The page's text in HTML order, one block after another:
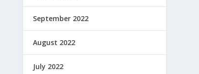
September 2022
August 2022
July 2022